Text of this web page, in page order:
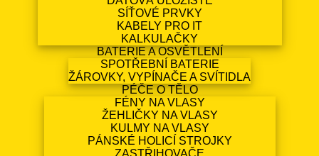
SÍŤOVÉ PRVKY
KABELY PRO IT
KALKULAČKY
BATERIE A OSVĚTLENÍ
SPOTŘEBNÍ BATERIE
ŽÁROVKY, VYPÍNAČE A SVÍTIDLA
PÉČE O TĚLO
FÉNY NA VLASY
ŽEHLIČKY NA VLASY
KULMY NA VLASY
PÁNSKÉ HOLICÍ STROJKY